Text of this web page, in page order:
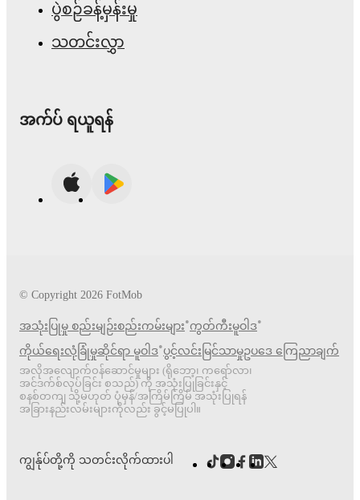
ပွဲစဉ်ခန့်မှန်းမှု
သတင်းလွှာ
အက်ပ် ရယူရန်
© Copyright 2026 FotMob
အသုံးပြုမှု စည်းမျဉ်းစည်းကမ်းများ•ကွတ်ကီးမူဝါဒ•
ကိုယ်ရေးလုံခြုံမှုဆိုင်ရာ မူဝါဒ•ပွင့်လင်းမြင်သာမှုဥပဒေ ကြေညာချက်
အလိုအလျောက်ဝန်ဆောင်မှုများ (ရိုဘော့၊ ကရော်လာ၊
အင်ဒက်စ်လုပ်ခြင်း စသည်) ကို အသုံးပြုခြင်းနှင့်
စနစ်တကျ သို့မဟုတ် ပုံမှန်/အကြိမ်ကြိမ် အသုံးပြုရန်
အခြားနည်းလမ်းများကိုလည်း ခွင့်မပြုပါ။
ကျွန်ုပ်တို့ကို သတင်းလိုက်ထားပါ